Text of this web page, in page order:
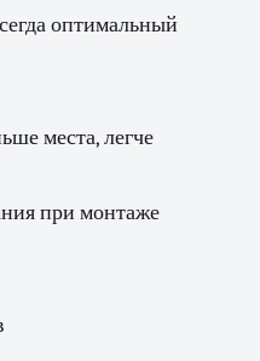
оптимальный
места, легче
при монтаже